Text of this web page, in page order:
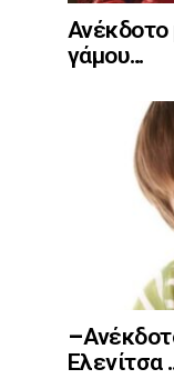
Ανέκδοτο
γάμου…
Ελενίτσα